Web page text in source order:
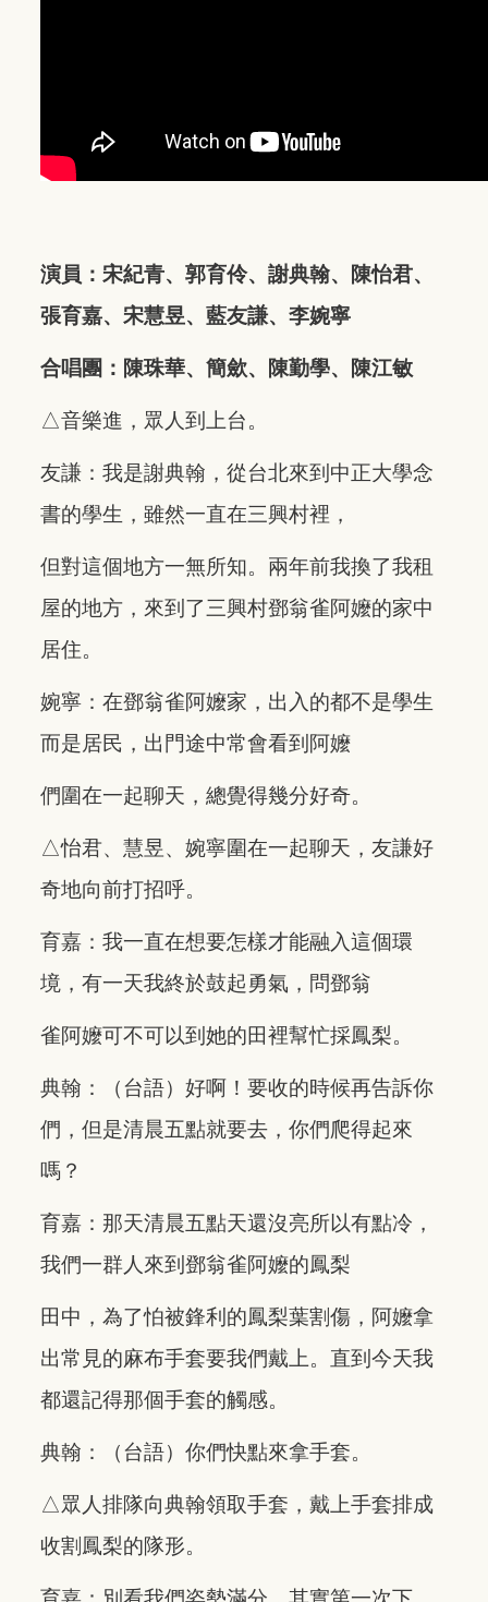
演員：宋紀青、郭育伶、謝典翰、陳怡君、
張育嘉、宋慧昱、藍友謙、李婉寧
合唱團：陳珠華、簡歛、陳勤學、陳江敏
△音樂進，眾人到上台。
友謙：我是謝典翰，從台北來到中正大學念
書的學生，雖然一直在三興村裡，
但對這個地方一無所知。兩年前我換了我租
屋的地方，來到了三興村鄧翁雀阿嬤的家中
居住。
婉寧：在鄧翁雀阿嬤家，出入的都不是學生
而是居民，出門途中常會看到阿嬤
們圍在一起聊天，總覺得幾分好奇。
△怡君、慧昱、婉寧圍在一起聊天，友謙好
奇地向前打招呼。
育嘉：我一直在想要怎樣才能融入這個環
境，有一天我終於鼓起勇氣，問鄧翁
雀阿嬤可不可以到她的田裡幫忙採鳳梨。
典翰：（台語）好啊！要收的時候再告訴你
們，但是清晨五點就要去，你們爬得起來
嗎？
育嘉：那天清晨五點天還沒亮所以有點冷，
我們一群人來到鄧翁雀阿嬤的鳳梨
田中，為了怕被鋒利的鳳梨葉割傷，阿嬤拿
出常見的麻布手套要我們戴上。直到今天我
都還記得那個手套的觸感。
典翰：（台語）你們快點來拿手套。
△眾人排隊向典翰領取手套，戴上手套排成
收割鳳梨的隊形。